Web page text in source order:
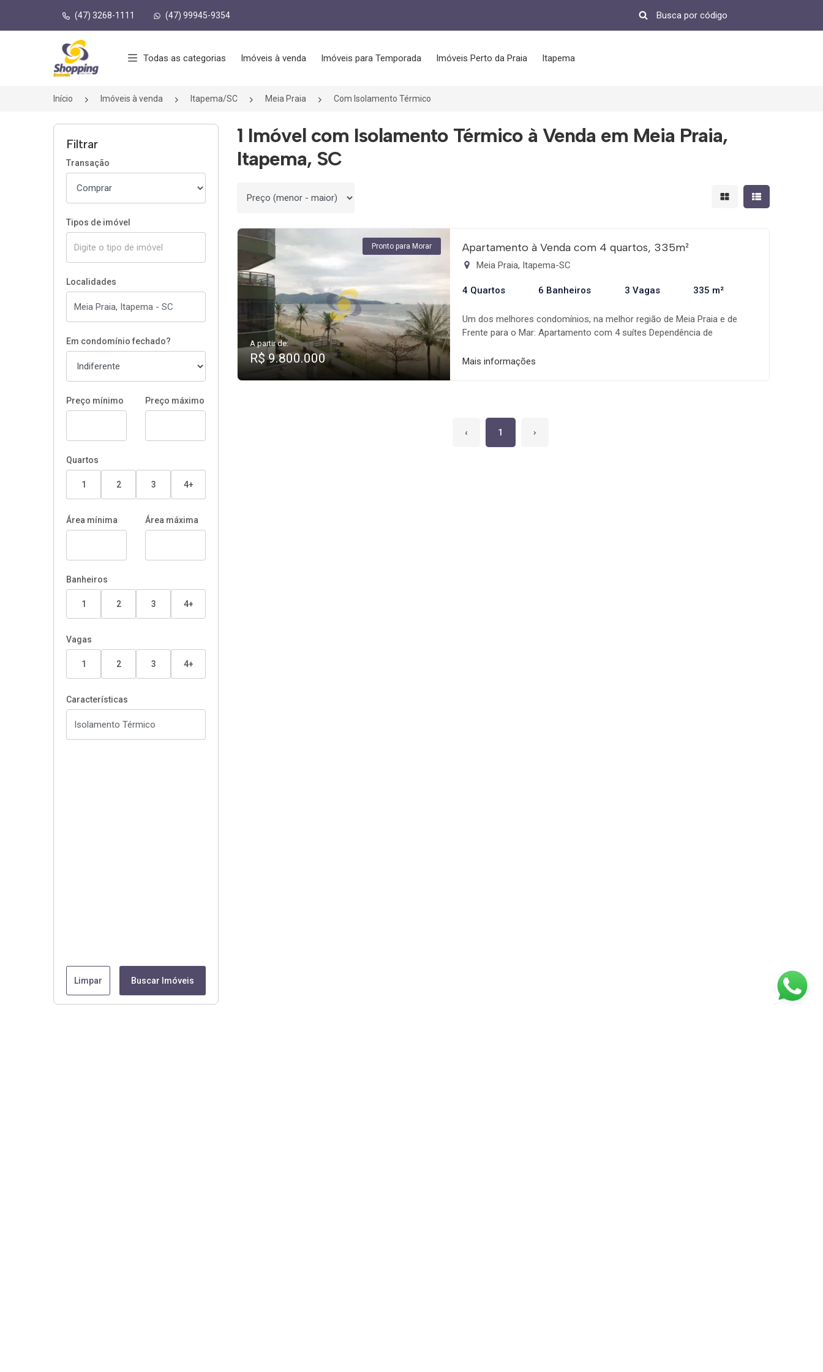
(47) 3268-1111 (47) 99945-9354
Página inicial
Todas as categorias Imóveis à venda Imóveis para Temporada Imóveis Perto da Praia Itapema
Início Imóveis à venda Itapema/SC Meia Praia Com Isolamento Térmico
Filtrar
Transação
Tipos de imóvel
Localidades
Em condomínio fechado?
Preço mínimo Preço máximo
Quartos
1 2 3 4+
Área mínima Área máxima
Banheiros
1 2 3 4+
Vagas
1 2 3 4+
Características
Limpar Buscar Imóveis
1 Imóvel com Isolamento Térmico à Venda em Meia Praia,
Itapema, SC
Ordenar por Mostrar resultados em
Mostrar
Pronto para Morar
A partir de:
R$ 9.800.000
Apartamento à Venda com 4 quartos, 335m²
Meia Praia, Itapema-SC
4 Quartos 6 Banheiros 3 Vagas 335 m²
Um dos melhores condomínios, na melhor região de Meia Praia e de
Frente para o Mar: Apartamento com 4 suítes Dependência de
de garagem; Luxo, satisfação, vista para a mais bela obra da natureza: O
Mais informações
‹ 1 ›